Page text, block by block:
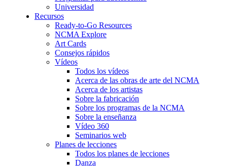
Universidad
Recursos
Ready-to-Go Resources
NCMA Explore
Art Cards
Consejos rápidos
Vídeos
Todos los vídeos
Acerca de las obras de arte del NCMA
Acerca de los artistas
Sobre la fabricación
Sobre los programas de la NCMA
Sobre la enseñanza
Vídeo 360
Seminarios web
Planes de lecciones
Todos los planes de lecciones
Danza